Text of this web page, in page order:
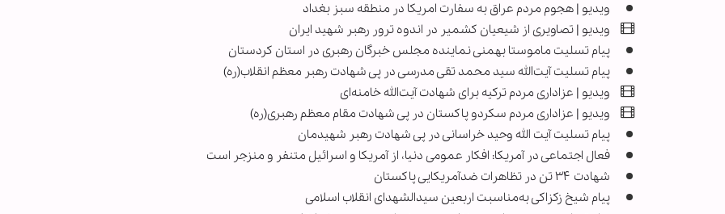
ویدیو | هجوم مردم عراق به سفارت امریکا در منطقه سبز بغداد
ویدیو | تصاویری از شیعیان کشمیر در اندوه ترور رهبر شهید ایران
پیام تسلیت ماموستا بهمنی نماینده مجلس خبرگان رهبری در استان کردستان
پیام تسلیت آیت‌الله سید محمد تقی مدرسی در پی شهادت رهبر معظم انقلاب(ره)
ویدیو | عزاداری مردم ترکیه برای شهادت آیت‌الله خامنه‌ای
ویدیو | عزاداری مردم سکردو پاکستان در پی شهادت مقام معظم رهبری(ره)
پیام تسلیت آیت الله وحید خراسانی در پی شهادت رهبر شهیدمان
فعال اجتماعی در آمریکا: افکار عمومی دنیا، از آمریکا و اسرائیل متنفر و منزجر است
شهادت ۳۴ تن در تظاهرات ضدآمریکایی پاکستان
پیام شیخ زکزاکی به‌مناسبت اربعین سیدالشهدای انقلاب اسلامی